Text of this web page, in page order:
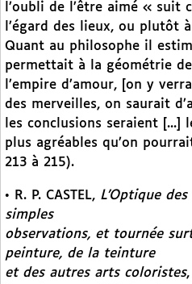
l’oubli de l’être aimé « suit
l’égard des lieux, ou plutôt
Quant au philosophe il
permettait à la géométrie
l’empire d’amour, [on y
des merveilles, on saurait
les conclusions seraient [...]
plus agréables qu’on
213 à 215).
• R. P. CASTEL, L’Optique
simples
observations, et tournée
peinture, de la teinture
et des autres arts coloristes